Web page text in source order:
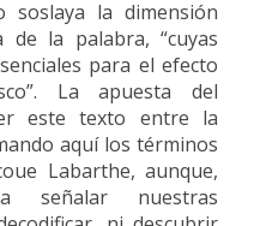
la dimensión
de la palabra, “cuyas
para el efecto
La apuesta del
este texto entre la
aquí los términos
Labarthe, aunque,
señalar nuestras